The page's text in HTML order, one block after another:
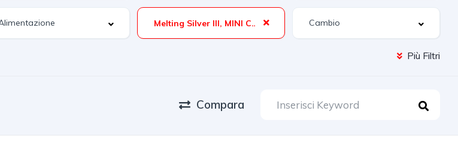
Melting Silver III, MINI CAR CARE EQUIPMENT (OBBLIGATORIO PER NLT Dal 01.07.2021), Tetto E Retrovisori Esterni In Nero
Più Filtri
Compara